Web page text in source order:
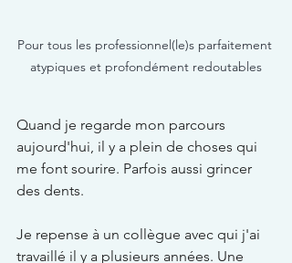
Pour tous les professionnel(le)s parfaitement
atypiques et profondément redoutables
Quand je regarde mon parcours
aujourd'hui, il y a plein de choses qui
me font sourire. Parfois aussi grincer
des dents.
Je repense à un collègue avec qui j'ai
travaillé il y a plusieurs années. Une